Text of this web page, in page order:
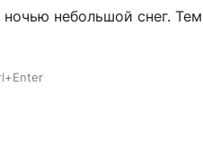
небольшой снег.